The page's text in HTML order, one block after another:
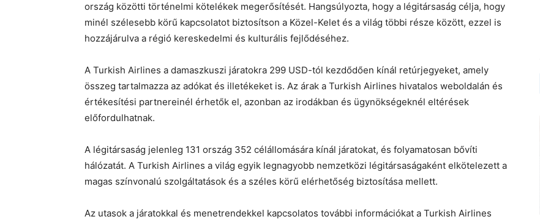
ország közötti történelmi kötelékek megerősítését. Hangsúlyozta, hogy a légitársaság célja, hogy
minél szélesebb körű kapcsolatot biztosítson a Közel-Kelet és a világ többi része között, ezzel is
hozzájárulva a régió kereskedelmi és kulturális fejlődéséhez.
A Turkish Airlines a damaszkuszi járatokra 299 USD-tól kezdődően kínál retúrjegyeket, amely
összeg tartalmazza az adókat és illetékeket is. Az árak a Turkish Airlines hivatalos weboldalán és
értékesítési partnereinél érhetők el, azonban az irodákban és ügynökségeknél eltérések
előfordulhatnak.
A légitársaság jelenleg 131 ország 352 célállomására kínál járatokat, és folyamatosan bővíti
hálózatát. A Turkish Airlines a világ egyik legnagyobb nemzetközi légitársaságaként elkötelezett a
magas színvonalú szolgáltatások és a széles körű elérhetőség biztosítása mellett.
Az utasok a járatokkal és menetrendekkel kapcsolatos további információkat a Turkish Airlines